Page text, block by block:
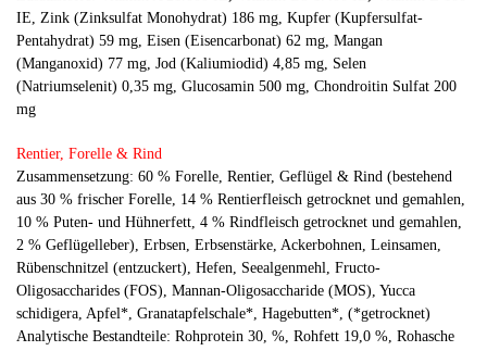
IE, Zink (Zinksulfat Monohydrat) 186 mg, Kupfer (Kupfersulfat-
Pentahydrat) 59 mg, Eisen (Eisencarbonat) 62 mg, Mangan
(Manganoxid) 77 mg, Jod (Kaliumiodid) 4,85 mg, Selen
(Natriumselenit) 0,35 mg, Glucosamin 500 mg, Chondroitin Sulfat 200
mg
Rentier, Forelle & Rind
Zusammensetzung: 60 % Forelle, Rentier, Geflügel & Rind (bestehend
aus 30 % frischer Forelle, 14 % Rentierfleisch getrocknet und gemahlen,
10 % Puten- und Hühnerfett, 4 % Rindfleisch getrocknet und gemahlen,
2 % Geflügelleber), Erbsen, Erbsenstärke, Ackerbohnen, Leinsamen,
Rübenschnitzel (entzuckert), Hefen, Seealgenmehl, Fructo-
Oligosaccharides (FOS), Mannan-Oligosaccharide (MOS), Yucca
schidigera, Apfel*, Granatapfelschale*, Hagebutten*, (*getrocknet)
Analytische Bestandteile: Rohprotein 30, %, Rohfett 19,0 %, Rohasche